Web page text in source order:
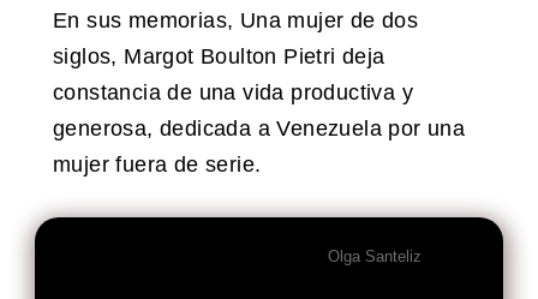
En sus memorias, Una mujer de dos
siglos, Margot Boulton Pietri deja
constancia de una vida productiva y
generosa, dedicada a Venezuela por una
mujer fuera de serie.
Olga Santeliz